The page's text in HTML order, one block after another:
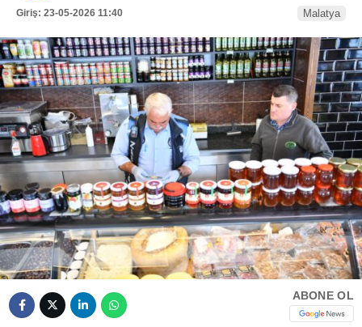
Facebook
Instagram
Youtube
TikTok
Pinterest
SAĞLIK
HAVA DURUMU
NÖBETÇI ECZANELER
NAMAZ VAKITLERI
Giriş: 23-05-2026 11:40 Malatya
ABONE OL